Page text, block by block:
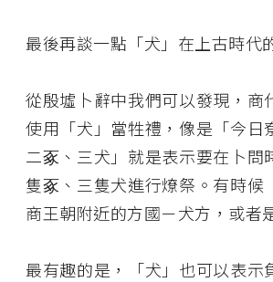
最後再談一點「犬」在上古時代
從殷墟卜辭中我們可以發現，商
使用「犬」當牲禮，像是「今日
二豖、三犬」就是表示要在卜問
隻豖、三隻犬進行燎祭。有時候
商王朝附近的方國－犬方，或者
最有趣的是，「犬」也可以表示